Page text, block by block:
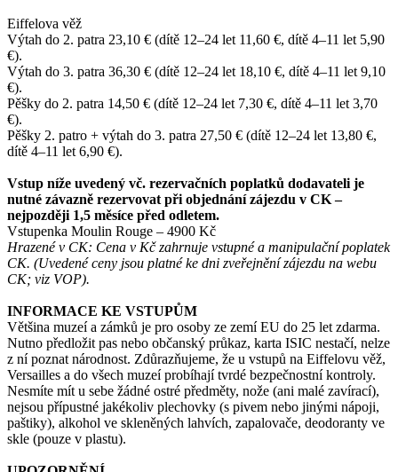
Eiffelova věž
Výtah do 2. patra 23,10 € (dítě 12–24 let 11,60 €, dítě 4–11 let 5,90
€).
Výtah do 3. patra 36,30 € (dítě 12–24 let 18,10 €, dítě 4–11 let 9,10
€).
Pěšky do 2. patra 14,50 € (dítě 12–24 let 7,30 €, dítě 4–11 let 3,70
€).
Pěšky 2. patro + výtah do 3. patra 27,50 € (dítě 12–24 let 13,80 €,
dítě 4–11 let 6,90 €).
Vstup níže uvedený vč. rezervačních poplatků dodavateli je
nutné závazně rezervovat při objednání zájezdu v CK –
nejpozději 1,5 měsíce před odletem.
Vstupenka Moulin Rouge – 4900 Kč
Hrazené v CK: Cena v Kč zahrnuje vstupné a manipulační poplatek
CK. (Uvedené ceny jsou platné ke dni zveřejnění zájezdu na webu
CK; viz VOP).
INFORMACE KE VSTUPŮM
Většina muzeí a zámků je pro osoby ze zemí EU do 25 let zdarma.
Nutno předložit pas nebo občanský průkaz, karta ISIC nestačí, nelze
z ní poznat národnost. Zdůrazňujeme, že u vstupů na Eiffelovu věž,
Versailles a do všech muzeí probíhají tvrdé bezpečnostní kontroly.
Nesmíte mít u sebe žádné ostré předměty, nože (ani malé zavírací),
nejsou přípustné jakékoliv plechovky (s pivem nebo jinými nápoji,
paštiky), alkohol ve skleněných lahvích, zapalovače, deodoranty ve
skle (pouze v plastu).